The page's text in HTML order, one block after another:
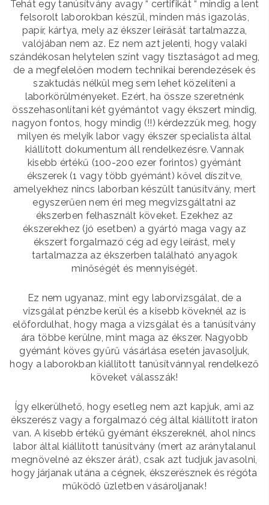
Tehát egy tanúsítvány avagy “ certifikát “ mindig a lent
felsorolt laborokban készül, minden más igazolás,
papír, kártya, mely az ékszer leírását tartalmazza,
valójában nem az. Ez nem azt jelenti, hogy valaki
szándékosan helytelen színt vagy tisztaságot ad meg,
de a megfelelően modern technikai berendezések és
szaktudás nélkül meg sem lehet közelíteni a
laborkörülményeket. Ezért, ha össze szeretnénk
összehasonlítani két gyémántot vagy ékszert mindig,
nagyon fontos, hogy mindig (!!) kérdezzük meg, hogy
milyen és melyik labor vagy ékszer specialista által
kiállított dokumentum áll rendelkezésre. Vannak
kisebb értékű (100-200 ezer forintos) gyémánt
ékszerek (1 vagy több gyémánt) kővel díszítve,
amelyekhez nincs laborban készült tanúsítvány, mert
egyszerűen nem éri meg megvizsgáltatni az
ékszerben felhasznált köveket. Ezekhez az
ékszerekhez (jó esetben) a gyártó maga vagy az
ékszert forgalmazó cég ad egy leírást, mely
tartalmazza az ékszerben található anyagok
minőségét és mennyiségét.
Ez nem ugyanaz, mint egy laborvizsgálat, de a
vizsgálat pénzbe kerül és a kisebb köveknél az is
előfordulhat, hogy maga a vizsgálat és a tanúsítvány
ára többe kerülne, mint maga az ékszer. Nagyobb
gyémánt köves gyűrű vásárlása esetén javasoljuk,
hogy a laborokban kiállított tanúsítvánnyal rendelkező
köveket válasszák!
Így elkerülhető, hogy esetleg nem azt kapjuk, ami az
ékszerész vagy a forgalmazó cég által kiállított iraton
van. A kisebb értékű gyémánt ékszereknél, ahol nincs
labor által kiállított tanúsítvány (mert az aránytalanul
megnövelné az ékszer árát), csak azt tudjuk javasolni,
hogy járjanak utána a cégnek, ékszerésznek és régóta
működő üzletben vásároljanak!